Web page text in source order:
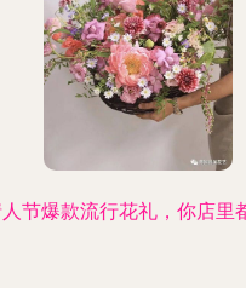
节爆款流行花礼，你店里